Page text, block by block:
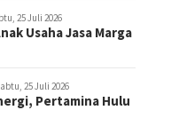
25 Juli 2026
Usaha Jasa Marga
25 Juli 2026
Pertamina Hulu